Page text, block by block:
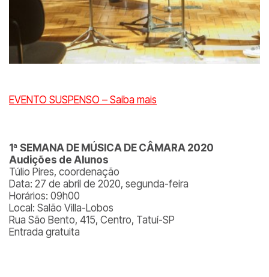
EVENTO SUSPENSO – Saiba mais
1ª SEMANA DE MÚSICA DE CÂMARA 2020
Audições de Alunos
Túlio Pires, coordenação
Data: 27 de abril de 2020, segunda-feira
Horários: 09h00
Local: Salão Villa-Lobos
Rua São Bento, 415, Centro, Tatuí-SP
Entrada gratuita